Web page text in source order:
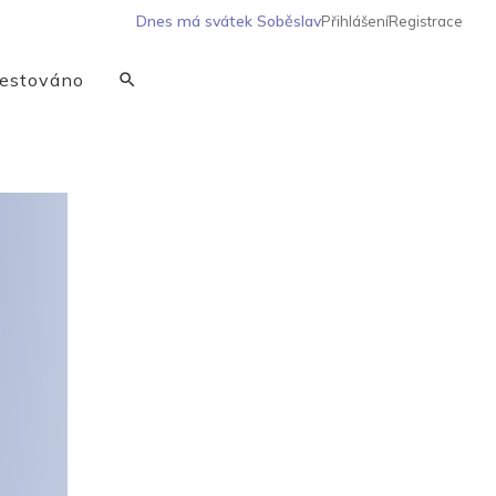
Dnes má svátek SoběslavPřihlášeníRegistrace